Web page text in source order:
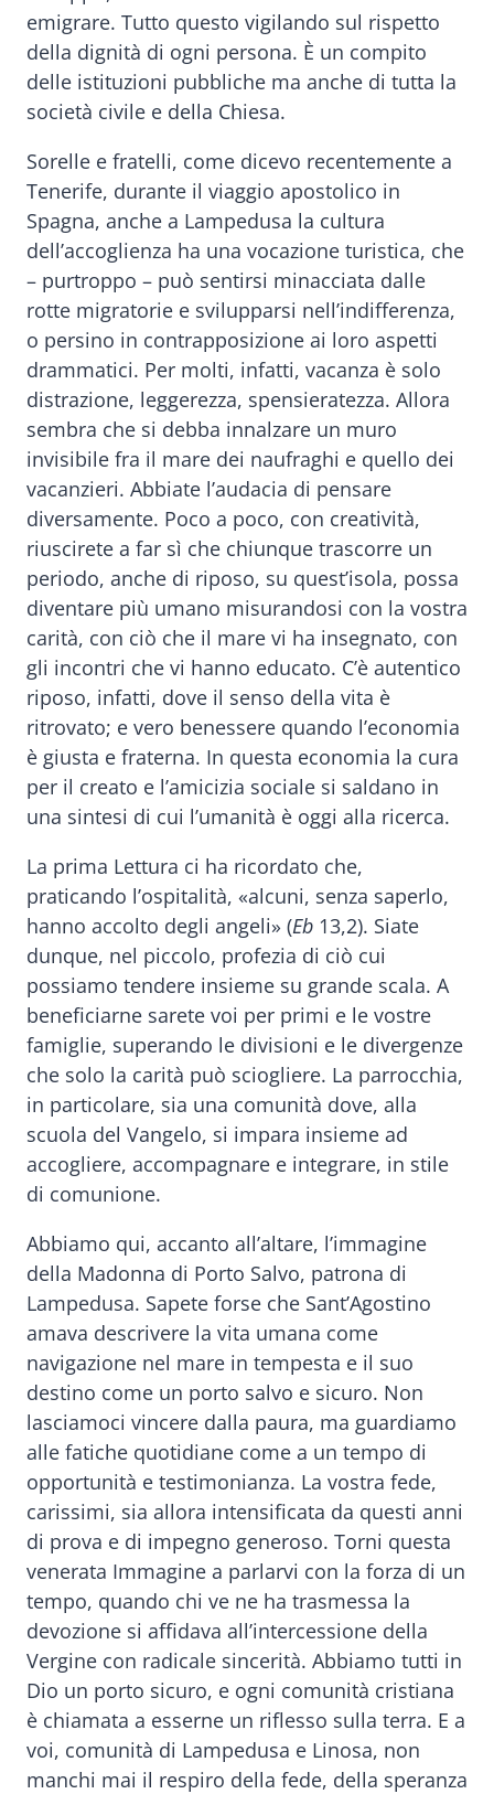
emigrare. Tutto questo vigilando sul rispetto
della dignità di ogni persona. È un compito
delle istituzioni pubbliche ma anche di tutta la
società civile e della Chiesa.
Sorelle e fratelli, come dicevo recentemente a
Tenerife, durante il viaggio apostolico in
Spagna, anche a Lampedusa la cultura
dell’accoglienza ha una vocazione turistica, che
– purtroppo – può sentirsi minacciata dalle
rotte migratorie e svilupparsi nell’indifferenza,
o persino in contrapposizione ai loro aspetti
drammatici. Per molti, infatti, vacanza è solo
distrazione, leggerezza, spensieratezza. Allora
sembra che si debba innalzare un muro
invisibile fra il mare dei naufraghi e quello dei
vacanzieri. Abbiate l’audacia di pensare
diversamente. Poco a poco, con creatività,
riuscirete a far sì che chiunque trascorre un
periodo, anche di riposo, su quest’isola, possa
diventare più umano misurandosi con la vostra
carità, con ciò che il mare vi ha insegnato, con
gli incontri che vi hanno educato. C’è autentico
riposo, infatti, dove il senso della vita è
ritrovato; e vero benessere quando l’economia
è giusta e fraterna. In questa economia la cura
per il creato e l’amicizia sociale si saldano in
una sintesi di cui l’umanità è oggi alla ricerca.
La prima Lettura ci ha ricordato che,
praticando l’ospitalità, «alcuni, senza saperlo,
hanno accolto degli angeli» (Eb 13,2). Siate
dunque, nel piccolo, profezia di ciò cui
possiamo tendere insieme su grande scala. A
beneficiarne sarete voi per primi e le vostre
famiglie, superando le divisioni e le divergenze
che solo la carità può sciogliere. La parrocchia,
in particolare, sia una comunità dove, alla
scuola del Vangelo, si impara insieme ad
accogliere, accompagnare e integrare, in stile
di comunione.
Abbiamo qui, accanto all’altare, l’immagine
della Madonna di Porto Salvo, patrona di
Lampedusa. Sapete forse che Sant’Agostino
amava descrivere la vita umana come
navigazione nel mare in tempesta e il suo
destino come un porto salvo e sicuro. Non
lasciamoci vincere dalla paura, ma guardiamo
alle fatiche quotidiane come a un tempo di
opportunità e testimonianza. La vostra fede,
carissimi, sia allora intensificata da questi anni
di prova e di impegno generoso. Torni questa
venerata Immagine a parlarvi con la forza di un
tempo, quando chi ve ne ha trasmessa la
devozione si affidava all’intercessione della
Vergine con radicale sincerità. Abbiamo tutti in
Dio un porto sicuro, e ogni comunità cristiana
è chiamata a esserne un riflesso sulla terra. E a
voi, comunità di Lampedusa e Linosa, non
manchi mai il respiro della fede, della speranza